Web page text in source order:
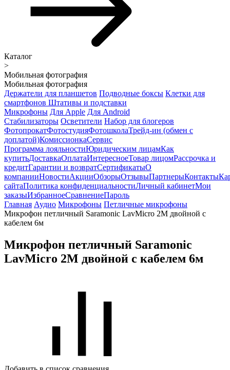
Каталог
>
Мобильная фотография
Мобильная фотография
Держатели для планшетов Подводные боксы Клетки для
смартфонов Штативы и подставки
Микрофоны Для Apple Для Android
Стабилизаторы Осветители Набор для блогеров
ФотопрокатФотостудияФотошколаТрейд-ин (обмен с
доплатой)КомиссионкаСервис
Программа лояльностиЮридическим лицамКак
купитьДоставкаОплатаИнтересноеТовар лицомРассрочка и
кредитГарантии и возвратСертификатыО
компанииНовостиАкцииОбзорыОтзывыПартнерыКонтакты
сайтаПолитика конфиденциальностиЛичный кабинетМои
заказыИзбранноеСравнениеПароль
Главная Аудио Микрофоны Петличные микрофоны
Микрофон петличный Saramonic LavMicro 2M двойной с
кабелем 6м
Микрофон петличный Saramonic
LavMicro 2M двойной с кабелем 6м